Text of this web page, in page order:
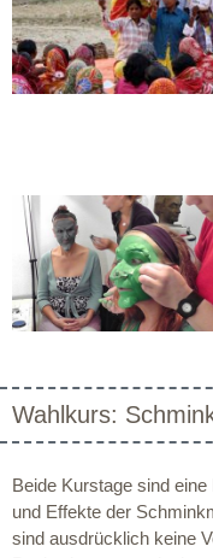
Wahlkurs:
Beide Kurstage sind
und Effekte der
sind ausdrücklich keine